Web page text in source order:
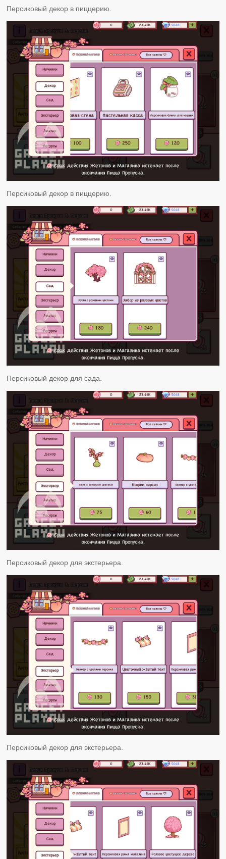
Персиковый декор в пиццерию.
Персиковый декор в пиццерию.
Персиковый декор для сада.
Персиковый декор для экстерьера.
Персиковый декор для экстерьера.